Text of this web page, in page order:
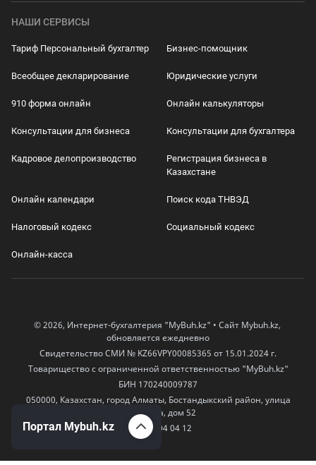
НАШИ СЕРВИСЫ
Тариф Персональный бухгалтер Бизнес-помощник
Всеобщее декларирование Юридические услуги
910 форма онлайн Онлайн калькуляторы
Консультации для бизнеса Консультации для бухгалтера
Кадровое делопроизводство
Регистрация бизнеса в
Казахстане
Онлайн календари Поиск кода ТНВЭД
Налоговый кодекс Социальный кодекс
Онлайн-касса
© 2026, Интернет-бухгалтерия "MyBuh.kz" • Сайт Mybuh.kz,
обновляется ежедневно
Свидетельство СМИ № KZ66VPY00085365 от 15.01.2024 г.
Товарищество с ограниченной ответственностью "MyBuh.kz"
БИН 170240009787
050000, Казахстан, город Алматы, Бостандыкский район, улица
Егизбаева, дом 52
+7 777 504 04 12
Портал Mybuh.kz